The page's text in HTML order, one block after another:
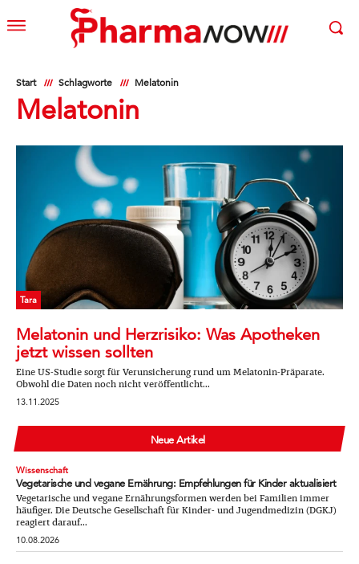
Start Schlagworte Melatonin
Melatonin
Tara
Melatonin und Herzrisiko: Was Apotheken
jetzt wissen sollten
Eine US-Studie sorgt für Verunsicherung rund um Melatonin-Präparate.
Obwohl die Daten noch nicht veröffentlicht...
13.11.2025
Neue Artikel
Wissenschaft
Vegetarische und vegane Ernährung: Empfehlungen für Kinder aktualisiert
Vegetarische und vegane Ernährungsformen werden bei Familien immer
häufiger. Die Deutsche Gesellschaft für Kinder- und Jugendmedizin (DGKJ)
reagiert darauf...
10.08.2026